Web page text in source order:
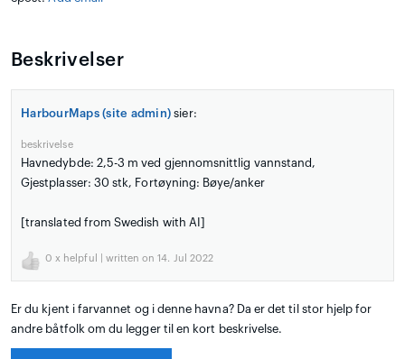
Beskrivelser
HarbourMaps (site admin) sier:
beskrivelse
Havnedybde: 2,5-3 m ved gjennomsnittlig vannstand,
Gjestplasser: 30 stk, Fortøyning: Bøye/anker
[translated from Swedish with AI]
0 x helpful | written on 14. Jul 2022
Er du kjent i farvannet og i denne havna? Da er det til stor hjelp for
andre båtfolk om du legger til en kort beskrivelse.